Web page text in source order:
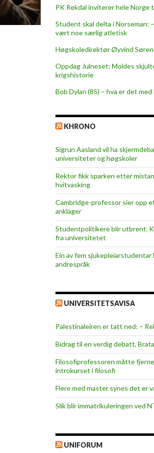
PK Rekdal inviterer hele Norge
Student skal delta i Norseman:
vært noe særlig atletisk
Høgskoledirektør Øyvind
Oppdag Julneset: Moldes
krigshistorie
Bob Dylan (85) – hva er det med
KHRONO
Sigrun Aasland vil ha
universiteter og høgskoler
Rektor fikk sparken etter
hvitvasking
Cambridge-professor sier opp
anklager
Studentpolitikere blir utbrent.
fra universitetet
Ein av fem sjukepleiar­studentar
andrespråk
UNIVERSITETSAVISA
Palestinaleiren er tatt ned: –
Bidrag til en verdig debatt,
Filosofiprofessoren måtte
introkurset i filosofi
Flere med master synes det er
Slik blir immatrikuleringen ved
UNIFORUM